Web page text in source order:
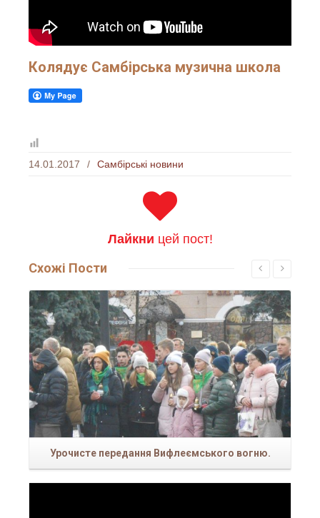
Колядує Самбірська музична школа
14.01.2017 / Самбірські новини
Лайкни цей пост!
Схожі Пости
Урочисте передання Вифлеємського вогню.